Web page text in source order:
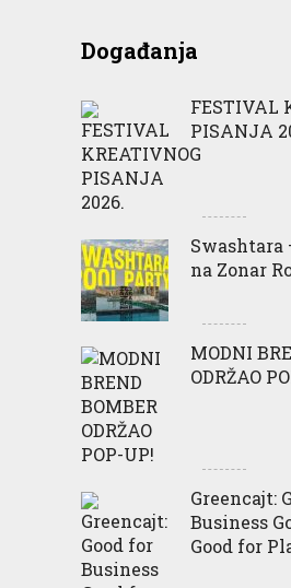
Događanja
FESTIVAL
PISANJA
Swashtara
na Zonar
MODNI
ODRŽAO
Greencajt:
Business
Good for